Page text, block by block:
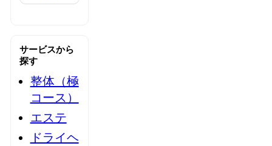
サービスから
探す
整体（極
コース）
エステ
ドライヘ